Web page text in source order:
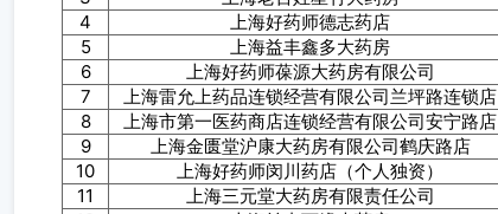
4
上海好药师德志药店
5
上海益丰鑫多大药房
6
上海好药师葆源大药房有限公司
7
上海雷允上药品连锁经营有限公司兰坪路连锁店
8
上海市第一医药商店连锁经营有限公司安宁路店
9
上海金匮堂沪康大药房有限公司鹤庆路店
10
上海好药师闵川药店（个人独资）
11
上海三元堂大药房有限责任公司